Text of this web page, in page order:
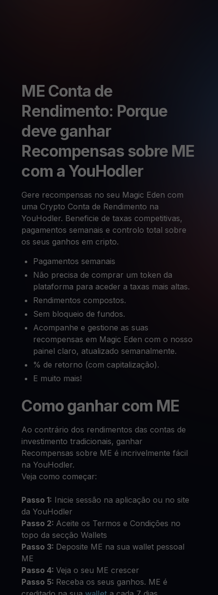
ME Conta de
Rendimento: Porque
deve ganhar
Recompensas sobre ME
com a YouHodler
Gere recompensas no seu Magic Eden com
uma Crypto Conta de Rendimento na
YouHodler. Beneficie de taxas competitivas,
pagamentos semanais e controlo total sobre
os seus ganhos em cripto.
Pagamentos semanais
Não precisa de comprar um token da
plataforma para aceder a taxas mais altas.
Rendimentos compostos.
Sem bloqueio de fundos.
Acompanhe e gestione as suas
recompensas em Magic Eden com o nosso
painel claro, atualizado semanalmente.
% de retorno (com capitalização).
E muito mais!
Como ganhar com ME
Ao contrário dos rendimentos das contas de
investimento tradicionais, ganhar
Recompensas sobre ME é incrivelmente fácil
na YouHodler.
Veja como começar:
Passo 1: Inicie sessão na aplicação ou no site
da YouHodler
Passo 2: Aceite os Termos e Condições no
topo da secção Wallets
Passo 3: Deposite ME na sua wallet pessoal
ME
Passo 4:Veja o seu ME crescer
Passo 5: Receba os seus ganhos. ME é